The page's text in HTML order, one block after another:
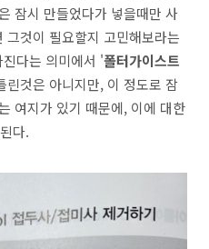
잠시 만들었다가 넣을때만 사
것이 필요할지 고민해보라는
다는 의미에서 '폴터가이스트
린것은 아니지만, 이 정도로 잠
여지가 있기 때문에, 이에 대한
다.